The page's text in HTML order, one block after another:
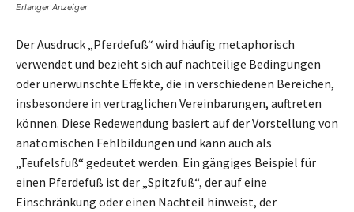
Erlanger Anzeiger
Der Ausdruck „Pferdefuß“ wird häufig metaphorisch
verwendet und bezieht sich auf nachteilige Bedingungen
oder unerwünschte Effekte, die in verschiedenen Bereichen,
insbesondere in vertraglichen Vereinbarungen, auftreten
können. Diese Redewendung basiert auf der Vorstellung von
anatomischen Fehlbildungen und kann auch als
„Teufelsfuß“ gedeutet werden. Ein gängiges Beispiel für
einen Pferdefuß ist der „Spitzfuß“, der auf eine
Einschränkung oder einen Nachteil hinweist, der